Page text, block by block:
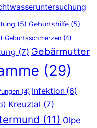
(5) Geburtshilfe (5)
Geburtsschmerzen (4)
(7) Gebärmutter
(29)
(4) Infektion (6)
Kreuztal (7)
(11) Olpe